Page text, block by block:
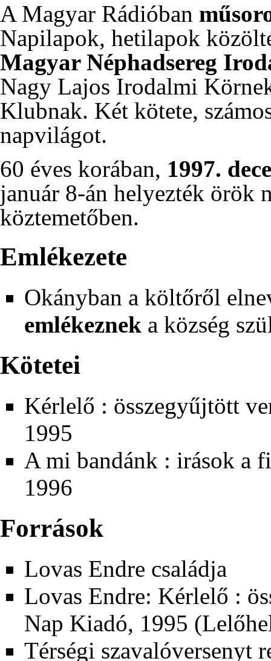
A Magyar Rádióban
Napilapok, hetilapok
Magyar Néphadsereg
Nagy Lajos Irodalmi
Klubnak. Két kötete,
napvilágot.
60 éves korában, 1997.
január 8-án helyezték örök
köztemetőben.
Emlékezete
Okányban a költőről
emlékeznek a község
Kötetei
Kérlelő : összegyűjtött
1995
A mi bandánk : irások a
1996
Források
Lovas Endre családja
Lovas Endre: Kérlelő :
Nap Kiadó, 1995
Térségi szavalóversenyt